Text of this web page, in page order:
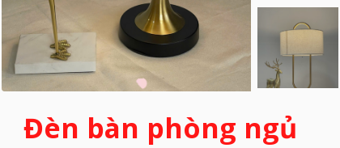
Đèn bàn phòng ngủ